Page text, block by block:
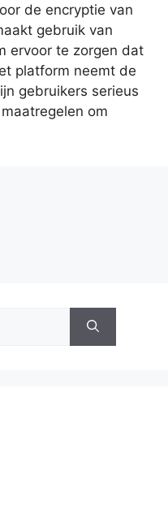
de encryptie van
gebruik van
ervoor te zorgen dat
platform neemt de
gebruikers serieus
om